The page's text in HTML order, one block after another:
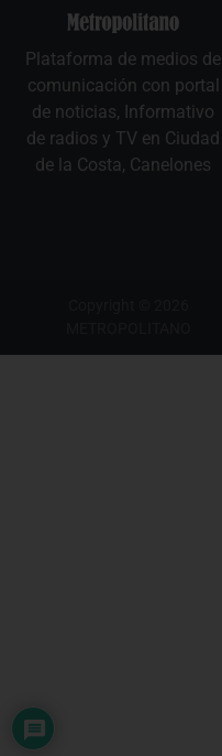
Plataforma de medios de
comunicación con portal
de noticias, Informativo
de radios y TV en Ciudad
de la Costa, Canelones